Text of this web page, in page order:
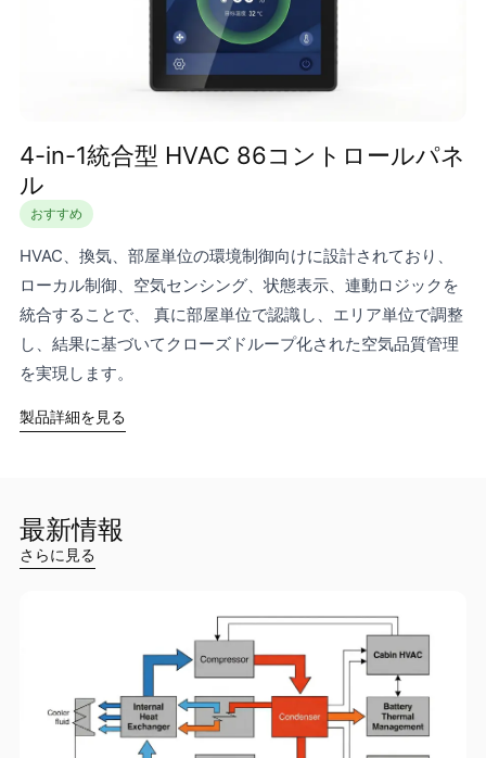
4-in-1統合型 HVAC 86コントロールパネ
ル
おすすめ
HVAC、換気、部屋単位の環境制御向けに設計されており、
ローカル制御、空気センシング、状態表示、連動ロジックを
統合することで、 真に部屋単位で認識し、エリア単位で調整
し、結果に基づいてクローズドループ化された空気品質管理
を実現します。
製品詳細を見る
最新情報
さらに見る